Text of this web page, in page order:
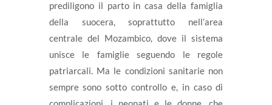
prediligono il parto in casa della famiglia
della suocera, soprattutto nell’area
centrale del Mozambico, dove il sistema
unisce le famiglie seguendo le regole
patriarcali. Ma le condizioni sanitarie non
sempre sono sotto controllo e, in caso di